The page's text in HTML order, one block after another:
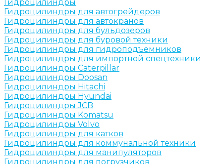
Гидроцилиндры
Гидроцилиндры для автогрейдеров
Гидроцилиндры для автокранов
Гидроцилиндры для бульдозеров
Гидроцилиндры для буровой техники
Гидроцилиндры для гидроподъемников
Гидроцилиндры для импортной спецтехники
Гидроцилиндры Caterpillar
Гидроцилиндры Doosan
Гидроцилиндры Hitachi
Гидроцилиндры Hyundai
Гидроцилиндры JCB
Гидроцилиндры Komatsu
Гидроцилиндры Volvo
Гидроцилиндры для катков
Гидроцилиндры для коммунальной техники
Гидроцилиндры для манипуляторов
Гидроцилиндры для погрузчиков